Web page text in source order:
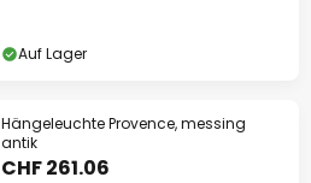
Auf Lager
Hängeleuchte Provence, messing
antik
CHF 261.06